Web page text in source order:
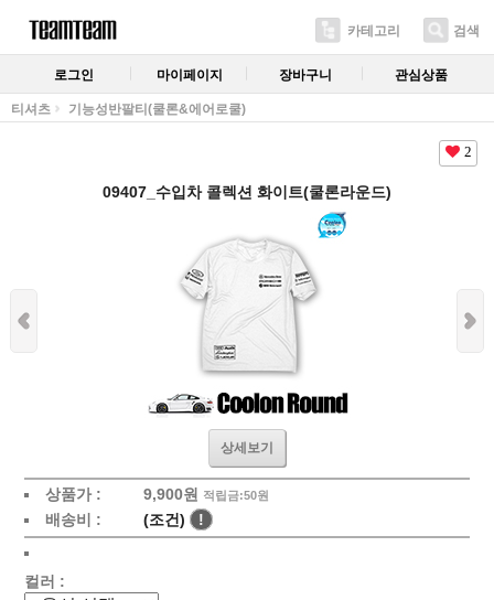
카테고리 검색
로그인 마이페이지 장바구니 관심상품
티셔츠 기능성반팔티(쿨론&에어로쿨)
2
09407_수입차 콜렉션 화이트(쿨론라운드)
상세보기
상품가 : 9,900원 적립금:50원
배송비 : (조건) !
컬러 :